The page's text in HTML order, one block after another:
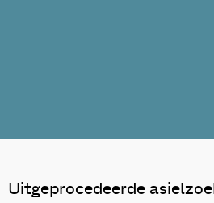
Uitgeprocedeerde